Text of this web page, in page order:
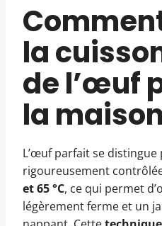
la
de l’œuf
la
L’œuf parfait se
rigoureusement
et 65 °C, ce qui permet
légèrement ferme et un